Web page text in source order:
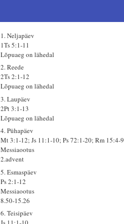
1. Neljapäev
1Ts 5:1-11
Lõpuaeg on lähedal
2. Reede
2Ts 2:1-12
Lõpuaeg on lähedal
3. Laupäev
2Pt 3:1-13
Lõpuaeg on lähedal
4. Pühapäev
Mt 3:1-12; Js 11:1-10; Ps 72:1-20; Rm 15:4-9
Messiaootus
2.advent
5. Esmaspäev
Ps 2:1-12
Messiaootus
8.50-15.26
6. Teisipäev